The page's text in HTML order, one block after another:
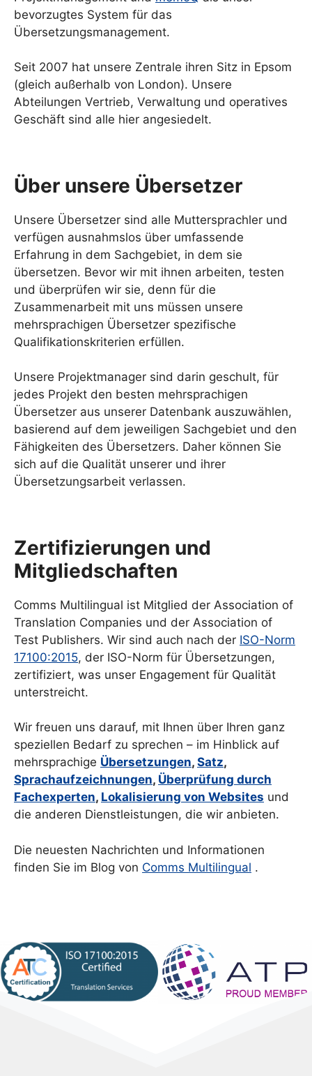
bevorzugtes System für das
Übersetzungsmanagement.
Seit 2007 hat unsere Zentrale ihren Sitz in Epsom
(gleich außerhalb von London). Unsere
Abteilungen Vertrieb, Verwaltung und operatives
Geschäft sind alle hier angesiedelt.
Über unsere Übersetzer
Unsere Übersetzer sind alle Muttersprachler und
verfügen ausnahmslos über umfassende
Erfahrung in dem Sachgebiet, in dem sie
übersetzen. Bevor wir mit ihnen arbeiten, testen
und überprüfen wir sie, denn für die
Zusammenarbeit mit uns müssen unsere
mehrsprachigen Übersetzer spezifische
Qualifikationskriterien erfüllen.
Unsere Projektmanager sind darin geschult, für
jedes Projekt den besten mehrsprachigen
Übersetzer aus unserer Datenbank auszuwählen,
basierend auf dem jeweiligen Sachgebiet und den
Fähigkeiten des Übersetzers. Daher können Sie
sich auf die Qualität unserer und ihrer
Übersetzungsarbeit verlassen.
Zertifizierungen und
Mitgliedschaften
Comms Multilingual ist Mitglied der Association of
Translation Companies und der Association of
Test Publishers. Wir sind auch nach der ISO-Norm
17100:2015, der ISO-Norm für Übersetzungen,
zertifiziert, was unser Engagement für Qualität
unterstreicht.
Wir freuen uns darauf, mit Ihnen über Ihren ganz
speziellen Bedarf zu sprechen – im Hinblick auf
mehrsprachige Übersetzungen, Satz,
Sprachaufzeichnungen, Überprüfung durch
Fachexperten, Lokalisierung von Websites und
die anderen Dienstleistungen, die wir anbieten.
Die neuesten Nachrichten und Informationen
finden Sie im Blog von Comms Multilingual .